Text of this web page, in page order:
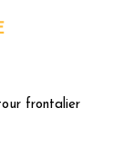
frontalier